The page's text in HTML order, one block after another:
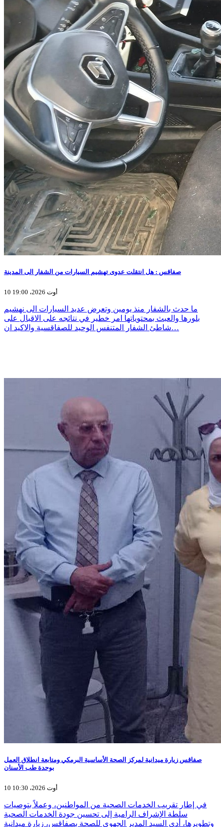
صفاقس : هل انتقلت عدوى تهشيم السيارات من الشفار الى المدينة
10 أوت 2026، 19:00
ما حدث بالشفار منذ يومين وتعرض عديد السيارات الى نهشيم
بلورها والعبث بمحتوياتها امر خطير في نتائجه على الاقبال على
شاطئ الشفار المتنفس الوحيد للصفاقسية والاكيد ان…
صفاقس زيارة ميدانية لمركز الصحة الأساسية البرمكي ومتابعة انطلاق العمل
بوحدة طب الأسنان
10 أوت 2026، 10:30
في إطار تقريب الخدمات الصحية من المواطنين، وعملاً بتوصيات
سلطة الإشراف الرامية إلى تحسين جودة الخدمات الصحية
وتطويرها، أدى السيد المدير الجهوي للصحة بصفاقس، زيارة ميدانية